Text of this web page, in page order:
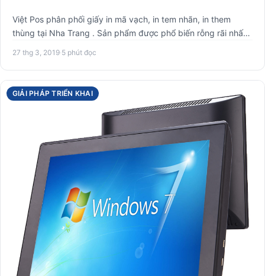
Việt Pos phân phối giấy in mã vạch, in tem nhãn, in them
thùng tại Nha Trang . Sản phẩm được phổ biến rỗng rãi nhất
27 thg 3, 2019·5 phút đọc
GIẢI PHÁP TRIỂN KHAI